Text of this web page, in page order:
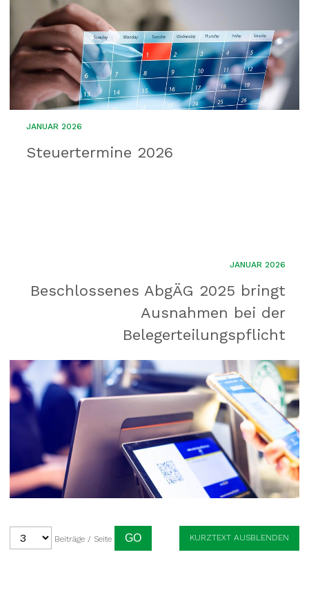
JANUAR 2026
Steuertermine 2026
JANUAR 2026
Beschlossenes AbgÄG 2025 bringt
Ausnahmen bei der
Belegerteilungspflicht
Beiträge / Seite KURZTEXT AUSBLENDEN